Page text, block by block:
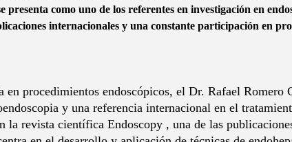
presenta como uno de los referentes en investigación en
internacionales y una constante participación en
en procedimientos endoscópicos, el Dr. Rafael Romero
y una referencia internacional en el
la revista científica Endoscopy , una de las